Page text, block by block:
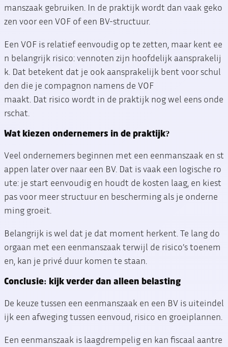
manszaak gebruiken. In de praktijk wordt dan vaak geko
zen voor een VOF of een BV-structuur.
Een VOF is relatief eenvoudig op te zetten, maar kent ee
n belangrijk risico: vennoten zijn hoofdelijk aansprakelij
k. Dat betekent dat je ook aansprakelijk bent voor schul
den die je compagnon namens de VOF
maakt. Dat risico wordt in de praktijk nog wel eens onde
rschat.
Wat kiezen ondernemers in de praktijk?
Veel ondernemers beginnen met een eenmanszaak en st
appen later over naar een BV. Dat is vaak een logische ro
ute: je start eenvoudig en houdt de kosten laag, en kiest
pas voor meer structuur en bescherming als je onderne
ming groeit.
Belangrijk is wel dat je dat moment herkent. Te lang do
orgaan met een eenmanszaak terwijl de risico’s toenem
en, kan je privé duur komen te staan.
Conclusie: kijk verder dan alleen belasting
De keuze tussen een eenmanszaak en een BV is uiteindel
ijk een afweging tussen eenvoud, risico en groeiplannen.
Een eenmanszaak is laagdrempelig en kan fiscaal aantre